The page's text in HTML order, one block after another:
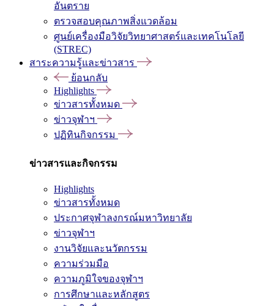
อันตราย
ตรวจสอบคุณภาพสิ่งแวดล้อม
ศูนย์เครื่องมือวิจัยวิทยาศาสตร์และเทคโนโลยี
(STREC)
สาระความรู้และข่าวสาร
ย้อนกลับ
Highlights
ข่าวสารทั้งหมด
ข่าวจุฬาฯ
ปฏิทินกิจกรรม
ข่าวสารและกิจกรรม
Highlights
ข่าวสารทั้งหมด
ประกาศจุฬาลงกรณ์มหาวิทยาลัย
ข่าวจุฬาฯ
งานวิจัยและนวัตกรรม
ความร่วมมือ
ความภูมิใจของจุฬาฯ
การศึกษาและหลักสูตร